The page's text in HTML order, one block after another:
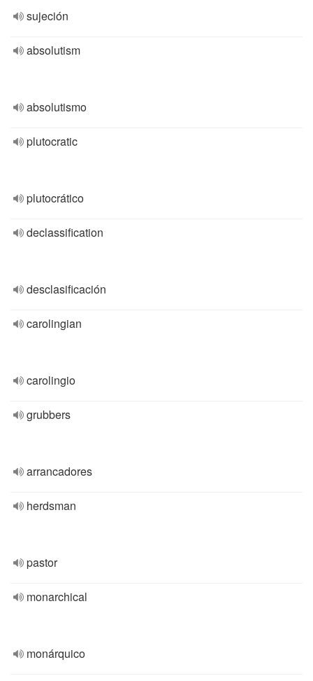
sujeción
absolutism
absolutismo
plutocratic
plutocrático
declassification
desclasificación
carolingian
carolingio
grubbers
arrancadores
herdsman
pastor
monarchical
monárquico